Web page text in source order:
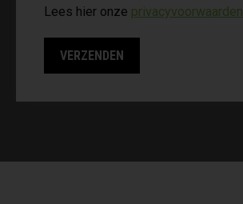
Lees hier onze privacyvoorwaarden